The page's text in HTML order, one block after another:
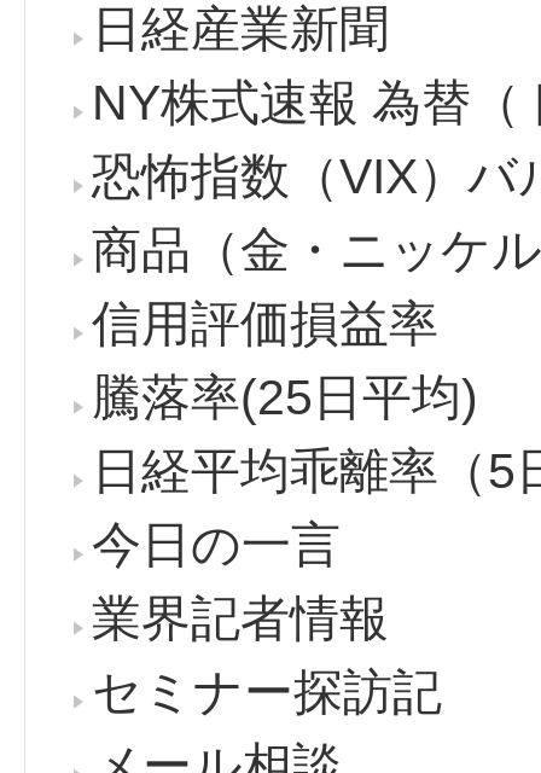
日経産業新聞
NY株式速報 為替
恐怖指数（VIX）バ
商品（金・ニッケ
信用評価損益率
騰落率(25日平均)
日経平均乖離率（5
今日の一言
業界記者情報
セミナー探訪記